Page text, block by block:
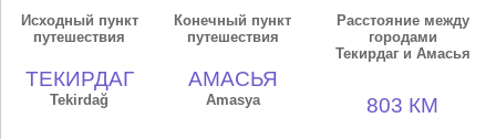
Исходный пункт
путешествия
ТЕКИРДАГ
Tekirdağ
Конечный пункт
путешествия
АМАСЬЯ
Amasya
Расстояние между
городами
Текирдаг и Амасья
803 КМ